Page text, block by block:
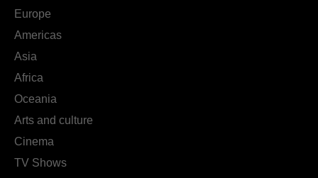
Europe
Americas
Asia
Africa
Oceania
Arts and culture
Cinema
TV Shows